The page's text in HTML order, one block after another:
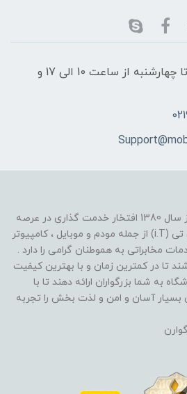
زمان پاسخگویی از شنبه تا چهارشنبه از ساعت 10 الی 17 و
فروشگاه موبایل آی تی تل از سال 1380 افتخار خدمت گذاری در عرصه
تولید و توزیع محصولات آی تی (i.T) از جمله مودم و موبایل ، کامپیوتر
مخابراتی به هموطنان گرامی را دارد .
تا در کمترین زمان و با بهترین کیفیت
به شما بزرگواران ارائه دهند تا با
بسیار آسان و امن و لذت بخش را تجربه